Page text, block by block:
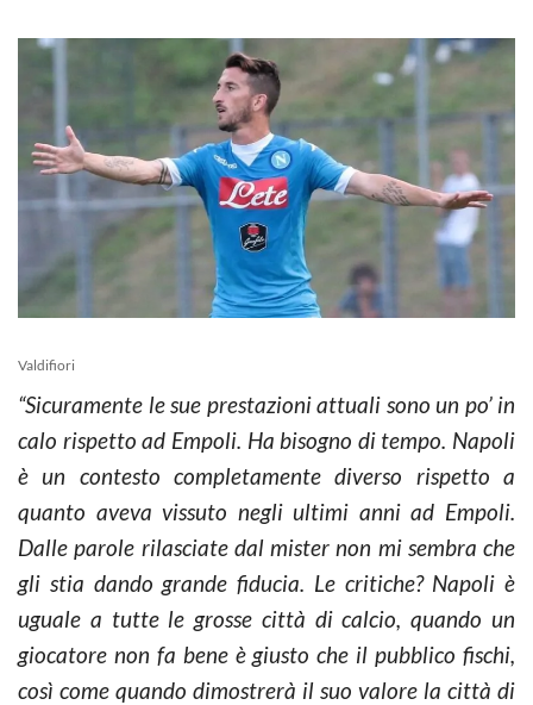
Valdifiori
“Sicuramente le sue prestazioni attuali sono un po’ in
calo rispetto ad Empoli. Ha bisogno di tempo. Napoli
è un contesto completamente diverso rispetto a
quanto aveva vissuto negli ultimi anni ad Empoli.
Dalle parole rilasciate dal mister non mi sembra che
gli stia dando grande fiducia. Le critiche? Napoli è
uguale a tutte le grosse città di calcio, quando un
giocatore non fa bene è giusto che il pubblico fischi,
così come quando dimostrerà il suo valore la città di